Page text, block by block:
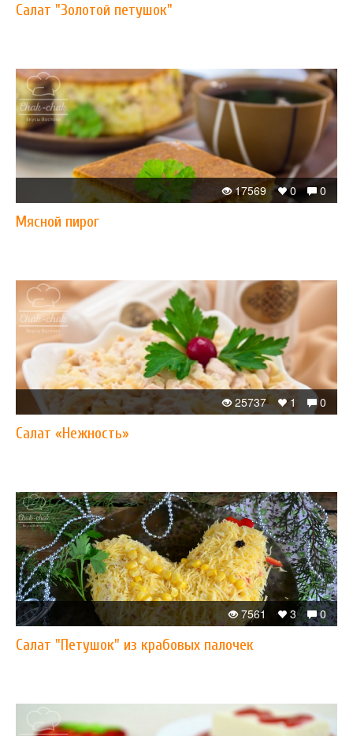
Салат "Золотой петушок"
0
0
17569
Мясной пирог
0
1
25737
Салат «Нежность»
0
3
7561
Салат "Петушок" из крабовых палочек